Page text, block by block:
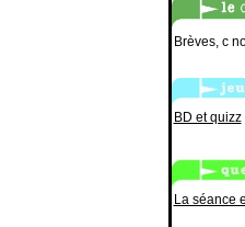
Brèves, c
BD et quizz
La séance